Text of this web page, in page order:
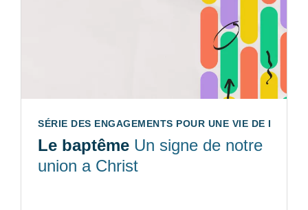
SÉRIE DES ENGAGEMENTS POUR UNE VIE DE
Le baptême Un signe de notre
union a Christ